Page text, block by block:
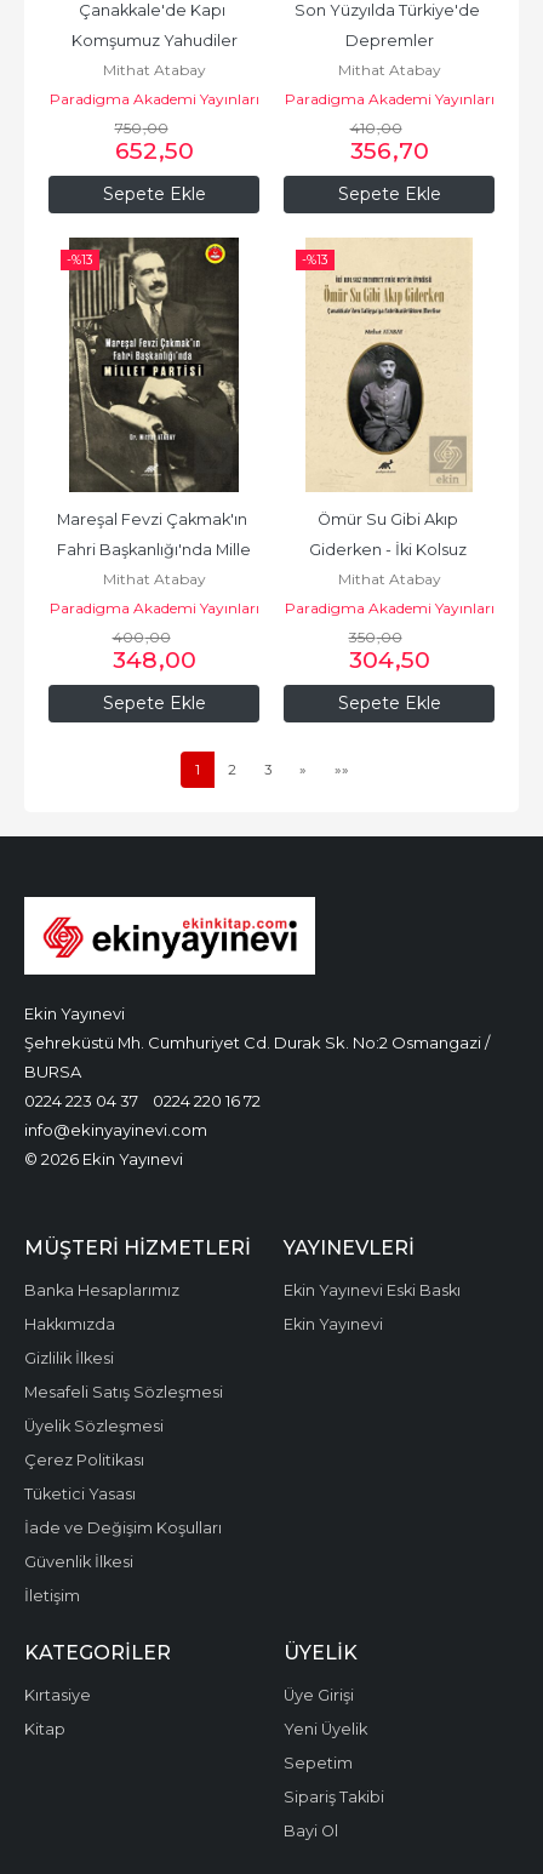
Sepete Ekle
Çanakkale'de Kapı
Komşumuz Yahudiler
Mithat Atabay
Paradigma Akademi Yayınları
750,00
652,50
Sepete Ekle
Son Yüzyılda Türkiye'de
Depremler
Mithat Atabay
Paradigma Akademi Yayınları
410,00
356,70
-%13
Sepete Ekle
Mareşal Fevzi Çakmak'ın
Fahri Başkanlığı'nda Mille
Mithat Atabay
Paradigma Akademi Yayınları
400,00
348,00
-%13
Sepete Ekle
Ömür Su Gibi Akıp
Giderken - İki Kolsuz
Mehmet Fai
Mithat Atabay
Paradigma Akademi Yayınları
350,00
304,50
1 2 3 » »»
Ekin Yayınevi
Şehreküstü Mh. Cumhuriyet Cd. Durak Sk. No:2 Osmangazi /
BURSA
0224 223 04 37
0224 220 16 72
info@ekinyayinevi.com
© 2026 Ekin Yayınevi
MÜŞTERI HIZMETLERI
Banka Hesaplarımız
Hakkımızda
Gizlilik İlkesi
Mesafeli Satış Sözleşmesi
Üyelik Sözleşmesi
Çerez Politikası
Tüketici Yasası
İade ve Değişim Koşulları
Güvenlik İlkesi
İletişim
YAYINEVLERI
Ekin Yayınevi Eski Baskı
Ekin Yayınevi
KATEGORILER
Kırtasiye
Kitap
ÜYELIK
Üye Girişi
Yeni Üyelik
Sepetim
Sipariş Takibi
Bayi Ol